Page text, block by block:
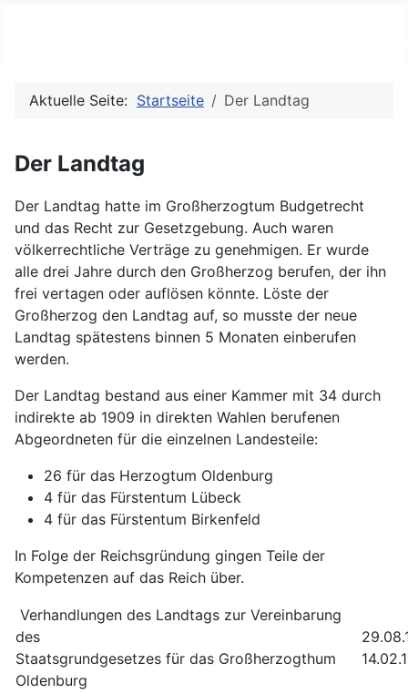
Aktuelle Seite: Startseite Der Landtag
Der Landtag
Der Landtag hatte im Großherzogtum Budgetrecht
und das Recht zur Gesetzgebung. Auch waren
völkerrechtliche Verträge zu genehmigen. Er wurde
alle drei Jahre durch den Großherzog berufen, der ihn
frei vertagen oder auflösen könnte. Löste der
Großherzog den Landtag auf, so musste der neue
Landtag spätestens binnen 5 Monaten einberufen
werden.
Der Landtag bestand aus einer Kammer mit 34 durch
indirekte ab 1909 in direkten Wahlen berufenen
Abgeordneten für die einzelnen Landesteile:
26 für das Herzogtum Oldenburg
4 für das Fürstentum Lübeck
4 für das Fürstentum Birkenfeld
In Folge der Reichsgründung gingen Teile der
Kompetenzen auf das Reich über.
Verhandlungen des Landtags zur Vereinbarung
des
Staatsgrundgesetzes für das Großherzogthum
Oldenburg